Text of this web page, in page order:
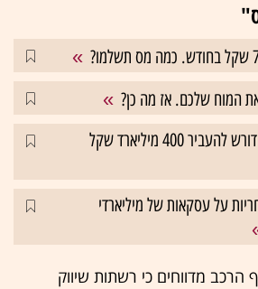
המוח שלכם. אז מה כן?
חשיפת גלובס: נתניהו דורש להעביר 400 מיליארד שקל
אחריות על עסקאות של מיליארדי
הרכב מדווחים כי רשתות שיווק